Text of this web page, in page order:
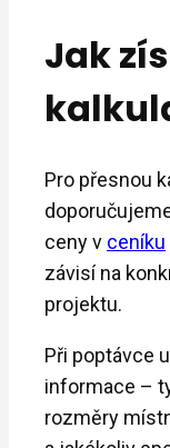
Jak
Pro přesnou
ceny v ceníku
závisí na
projektu.
Při poptávce
informace –
rozměry